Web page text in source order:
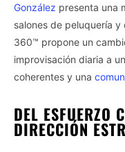
González presenta una
salones de peluquería
360™ propone un
improvisación diaria a
coherentes y una
DEL ESFUERZO
DIRECCIÓN